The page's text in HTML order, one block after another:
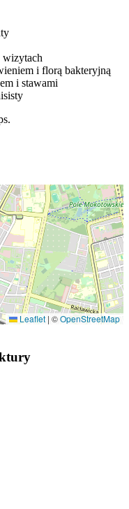
wizytach
i florą bakteryjną
i stawami
Leaflet | ©OpenStreetMap